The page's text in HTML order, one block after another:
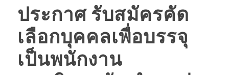
ประกาศ รับสมัครคัด
เลือกบุคคลเพื่อบรรจุ
เป็นพนักงาน